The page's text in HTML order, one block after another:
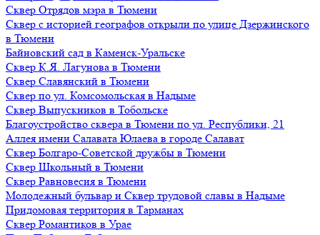
Сквер Отрядов мэра в Тюмени
Сквер с историей географов открыли по улице Дзержинского
в Тюмени
Байновский сад в Каменск-Уральске
Сквер К.Я. Лагунова в Тюмени
Сквер Славянский в Тюмени
Сквер по ул. Комсомольская в Надыме
Сквер Выпускников в Тобольске
Благоустройство сквера в Тюмени по ул. Республики, 21
Аллея имени Салавата Юлаева в городе Салават
Сквер Болгаро-Советской дружбы в Тюмени
Сквер Школьный в Тюмени
Сквер Равновесия в Тюмени
Молодежный бульвар и Сквер трудовой славы в Надыме
Придомовая территория в Тарманах
Сквер Романтиков в Урае